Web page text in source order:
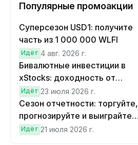
Популярные промоакции
Суперсезон USD1: получите
часть из 1 000 000 WLFI
Идёт 4 авг. 2026 г.
Бивалютные инвестиции в
xStocks: доходность от
прогнозов
Идёт 23 июля 2026 г.
Сезон отчетности: торгуйте,
прогнозируйте и выиграйте
Cybertruck!
Идёт 21 июля 2026 г.